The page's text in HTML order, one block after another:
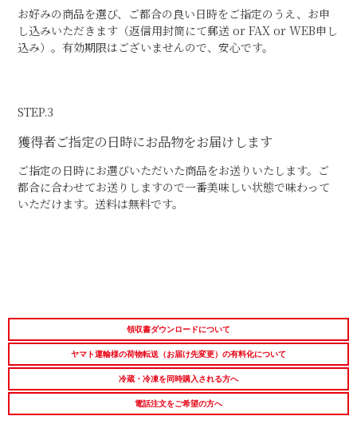
お好みの商品を選び、ご都合の良い日時をご指定のうえ、お申
し込みいただきます（返信用封筒にて郵送 or FAX or WEB申し
込み）。有効期限はございませんので、安心です。
STEP.3
獲得者ご指定の日時にお品物をお届けします
ご指定の日時にお選びいただいた商品をお送りいたします。ご
都合に合わせてお送りしますので一番美味しい状態で味わって
いただけます。送料は無料です。
領収書ダウンロードについて
ヤマト運輸様の荷物転送（お届け先変更）の有料化について
冷蔵・冷凍を同時購入される方へ
電話注文をご希望の方へ